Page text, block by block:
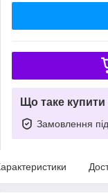
Що таке
Замовлення